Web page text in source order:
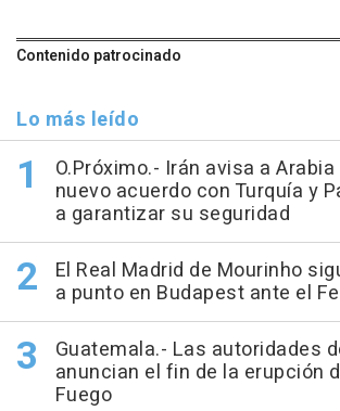
Contenido patrocinado
Lo más leído
O.Próximo.- Irán avisa a
nuevo acuerdo con Turquía y
a garantizar su seguridad
El Real Madrid de Mourinho
a punto en Budapest ante el
Guatemala.- Las autoridades
anuncian el fin de la erupción
Fuego